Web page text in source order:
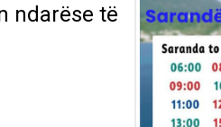
ndarëse të